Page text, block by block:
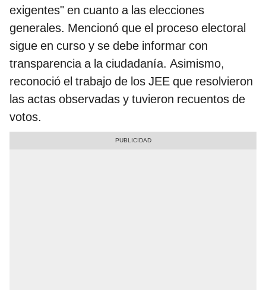
exigentes" en cuanto a las elecciones
generales. Mencionó que el proceso electoral
sigue en curso y se debe informar con
transparencia a la ciudadanía. Asimismo,
reconoció el trabajo de los JEE que resolvieron
las actas observadas y tuvieron recuentos de
votos.